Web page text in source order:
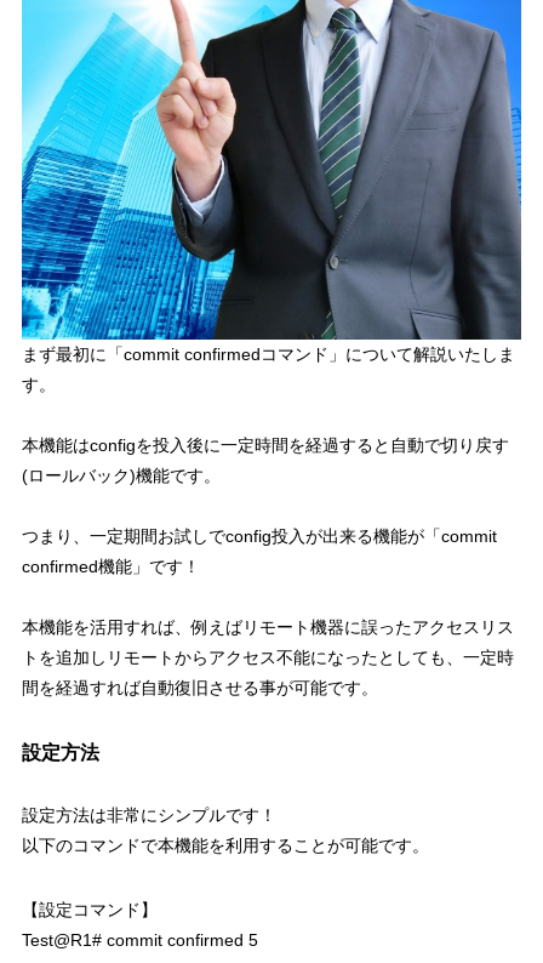
まず最初に「commit confirmedコマンド 」について解説いたしま
す。
本機能はconfigを投入後に一定時間を経過すると自動で切り戻す
(ロールバック)機能です。
つまり、 一定期間お試しでconfig投入が出来る機能が「commit
confirmed機能」 です！
本機能を活用すれば、例えばリモート機器に誤ったアクセスリス
トを追加しリモートからアクセス不能になったとしても、一定時
間を経過すれば自動復旧させる事が可能です。
設定方法
設定方法は非常にシンプルです！
以下のコマンドで本機能を利用することが可能です。
【設定コマンド】
Test@R1# commit confirmed 5